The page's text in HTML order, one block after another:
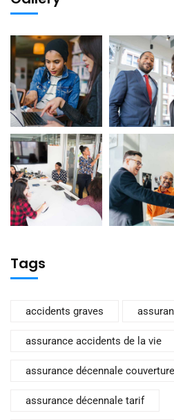
Tags
accidents graves
assurance accidents de la vie
assurance décennale couverture
assurance décennale tarif